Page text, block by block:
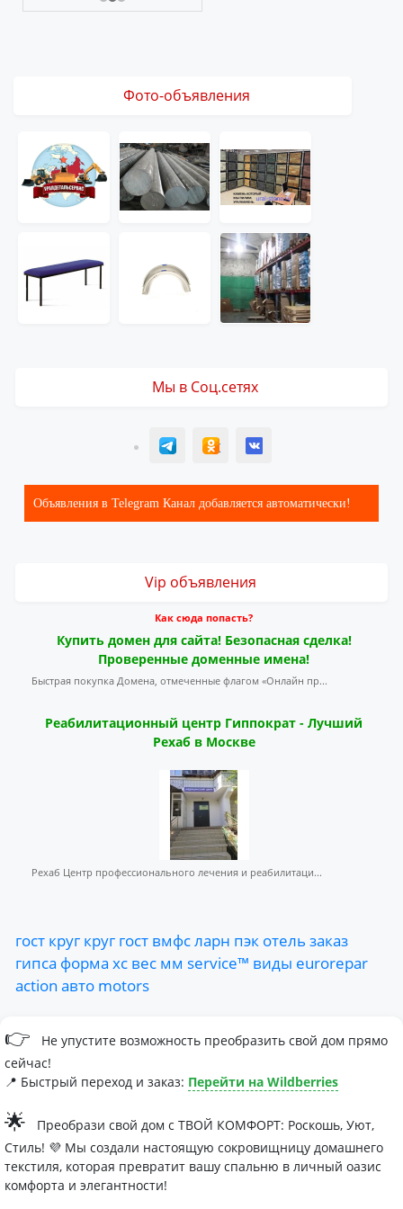
Фото-объявления
Мы в Соц.сетях
T ОК ВК
Объявления в Telegram Канал добавляется автоматически!
Vip объявления
Как сюда попасть?
Купить домен для сайта! Безопасная сделка!
Проверенные доменные имена!
Быстрая покупка Домена, отмеченные флагом «Онлайн пр...
Реабилитационный центр Гиппократ - Лучший
Рехаб в Москве
Рехаб Центр профессионального лечения и реабилитаци...
гост круг круг гост вмфсларн пэк отель заказ
гипса форма хс вес мм service™ виды eurorepar
action авто motors
👉
Не упустите возможность преобразить свой дом прямо
сейчас!
📍 Быстрый переход и заказ: Перейти на Wildberries
🌟
Преобрази свой дом с ТВОЙ КОМФОРТ: Роскошь, Уют,
Стиль! 💜 Мы создали настоящую сокровищницу домашнего
текстиля, которая превратит вашу спальню в личный оазис
комфорта и элегантности!